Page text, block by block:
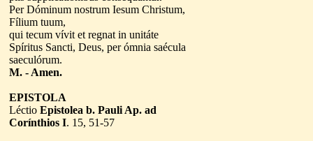
Per Dóminum nostrum Iesum Christum,
Fílium tuum,
qui tecum vívit et regnat in unitáte
Spíritus Sancti, Deus, per ómnia saécula
saeculórum.
M. - Amen.
EPISTOLA
Léctio Epistolea b. Pauli Ap. ad
Corínthios I. 15, 51-57